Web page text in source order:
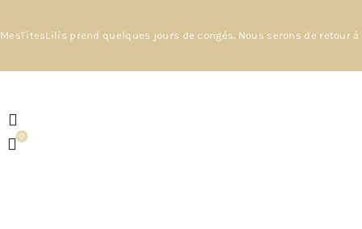
MesTitesLilis prend quelques jours de congés. Nous serons de retour
0